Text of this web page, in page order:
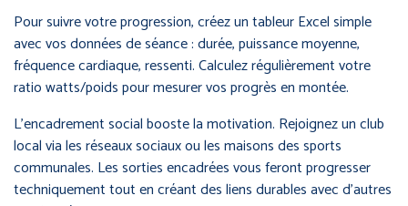
Pour suivre votre progression, créez un tableur Excel simple
avec vos données de séance : durée, puissance moyenne,
fréquence cardiaque, ressenti. Calculez régulièrement votre
ratio watts/poids pour mesurer vos progrès en montée.
L’encadrement social booste la motivation. Rejoignez un club
local via les réseaux sociaux ou les maisons des sports
communales. Les sorties encadrées vous feront progresser
techniquement tout en créant des liens durables avec d’autres